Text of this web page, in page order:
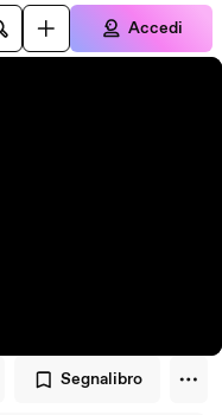
Accedi
Segnalibro